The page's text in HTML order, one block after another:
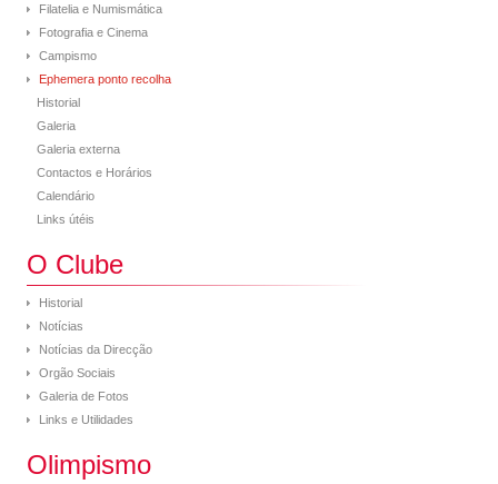
Filatelia e Numismática
Fotografia e Cinema
Campismo
Ephemera ponto recolha
Historial
Galeria
Galeria externa
Contactos e Horários
Calendário
Links útéis
O Clube
Historial
Notícias
Notícias da Direcção
Orgão Sociais
Galeria de Fotos
Links e Utilidades
Olimpismo